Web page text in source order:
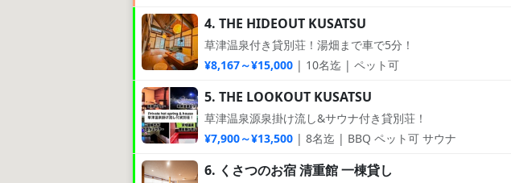
4. THE HIDEOUT KUSATSU
草津温泉付き貸別荘！湯畑まで車で5分！
¥8,167～¥15,000| 10名迄 | ペット可
5. THE LOOKOUT KUSATSU
草津温泉源泉掛け流し&サウナ付き貸別荘！
¥7,900～¥13,500| 8名迄 | BBQ ペット可 サウナ
6. くさつのお宿 清重館 一棟貸し